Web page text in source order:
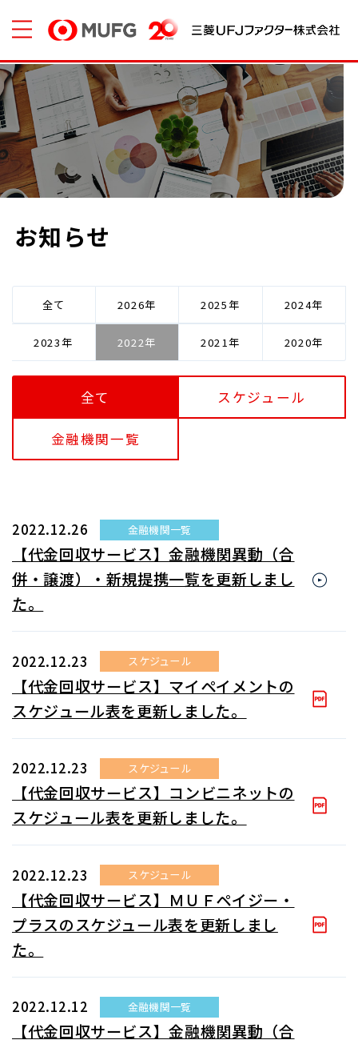
お知らせ
全て 2026 2025 2024
2023 2022 2021 2020
全て スケジュール
金融機関一覧
2022.12.26 金融機関一覧
【代金回収サービス】金融機関異動（合
併・譲渡）・新規提携一覧を更新しまし
た。
2022.12.23 スケジュール
【代金回収サービス】マイペイメントの
スケジュール表を更新しました。
2022.12.23 スケジュール
【代金回収サービス】コンビニネットの
スケジュール表を更新しました。
2022.12.23 スケジュール
【代金回収サービス】ＭＵＦペイジー・
プラスのスケジュール表を更新しまし
た。
2022.12.12 金融機関一覧
【代金回収サービス】金融機関異動（合